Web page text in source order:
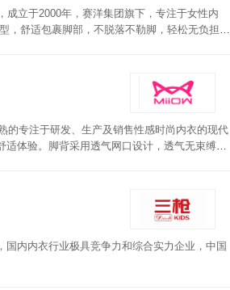
立于2000年，赛洋集团旗下，专注于女性内
，舒适包裹脚部，不脱落不勒脚，轻松无负担，
的专注于研发、生产及销售性感时尚内衣的现代
体验。脚背采用透气网口设计，透气无束缚，
内内衣行业极具竞争力和综合实力企业，中国